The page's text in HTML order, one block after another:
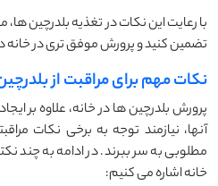
با رعایت این نکات در تغذیه بلدرچین ‌ها،
تضمین کنید و پرورش موفق ‌تری در خانه
نکات مهم برای مراقبت از
پرورش بلدرچین ‌ها در خانه، علاوه بر
آنها، نیازمند توجه به برخی نکات
مطلوبی به سر ببرند. در ادامه به چند
خانه اشاره می‌ کنیم: